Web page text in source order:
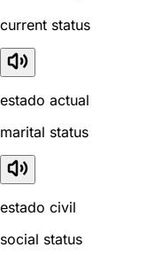
current status
estado actual
marital status
estado civil
social status